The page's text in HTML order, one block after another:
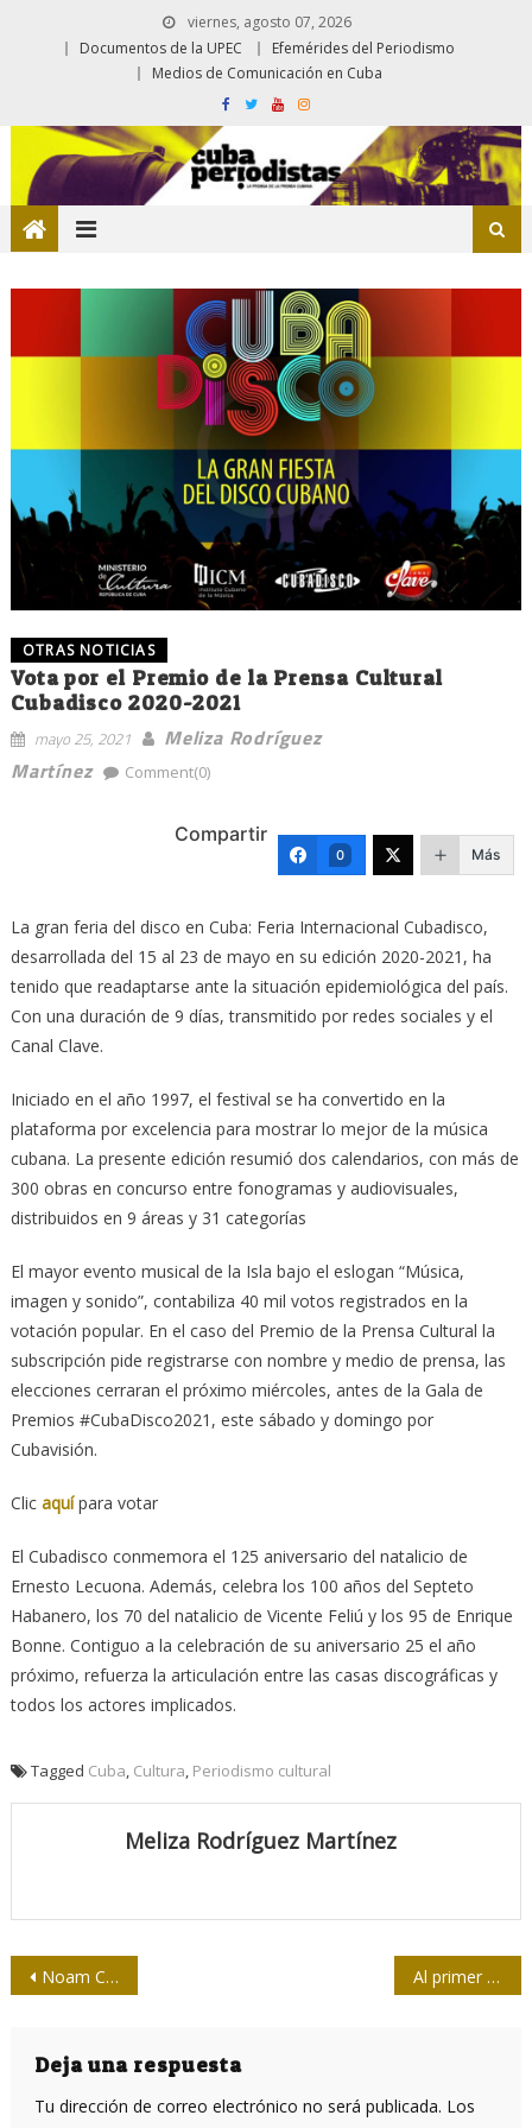
viernes, agosto 07, 2026
Documentos de la UPEC
Efemérides del Periodismo
Medios de Comunicación en Cuba
OTRAS NOTICIAS
Vota por el Premio de la Prensa Cultural
Cubadisco 2020-2021
mayo 25, 2021
Meliza Rodríguez
Martínez
Comment(0)
Compartir
0 Más
La gran feria del disco en Cuba: Feria Internacional Cubadisco,
desarrollada del 15 al 23 de mayo en su edición 2020-2021, ha
tenido que readaptarse ante la situación epidemiológica del país.
Con una duración de 9 días, transmitido por redes sociales y el
Canal Clave.
Iniciado en el año 1997, el festival se ha convertido en la
plataforma por excelencia para mostrar lo mejor de la música
cubana. La presente edición resumió dos calendarios, con más de
300 obras en concurso entre fonogramas y audiovisuales,
distribuidos en 9 áreas y 31 categorías
El mayor evento musical de la Isla bajo el eslogan “Música,
imagen y sonido”, contabiliza 40 mil votos registrados en la
votación popular. En el caso del Premio de la Prensa Cultural la
subscripción pide registrarse con nombre y medio de prensa, las
elecciones cerraran el próximo miércoles, antes de la Gala de
Premios #CubaDisco2021, este sábado y domingo por
Cubavisión.
Clic aquípara votar
El Cubadisco conmemora el 125 aniversario del natalicio de
Ernesto Lecuona. Además, celebra los 100 años del Septeto
Habanero, los 70 del natalicio de Vicente Feliú y los 95 de Enrique
Bonne. Contiguo a la celebración de su aniversario 25 el año
próximo, refuerza la articulación entre las casas discográficas y
todos los actores implicados.
Tagged Cuba Cultura Periodismo cultural
Meliza Rodríguez Martínez
Navegación
entradas
Noam Chomsky: “Nos encontramos en un período de extinciones masivas” Al primer campeón olímpico lo expulsaron de Harvard por actuar en Atenas 1896
Deja una respuesta
Tu dirección de correo electrónico no será publicada. Los